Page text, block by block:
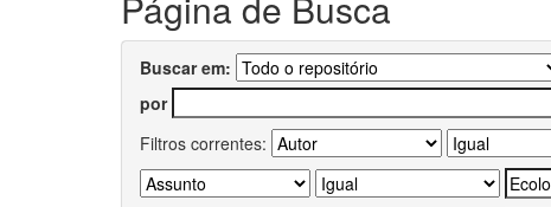
Buscar em:
por
Filtros correntes: